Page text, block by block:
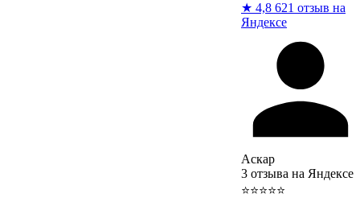
★ 4,8 621 отзыв на
Яндексе
Аскар
3 отзыва на Яндексе
⭐⭐⭐⭐⭐